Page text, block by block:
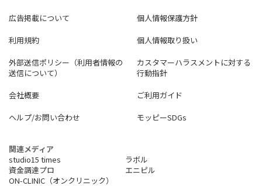
広告掲載について
個人情報保護方針
利用規約
個人情報取り扱い
外部送信ポリシー（利用者情報の
送信について）
カスタマーハラスメントに対する
行動指針
会社概要
ご利用ガイド
ヘルプ/お問い合わせ
モッピーSDGs
関連メディア
studio15 times
ラボル
資金調達プロ
エニピル
ON-CLINIC（オンクリニック）